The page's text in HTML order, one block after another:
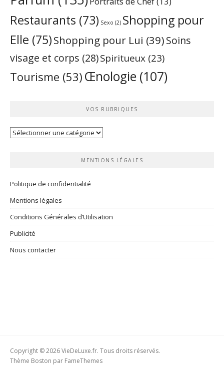
Restaurants (73) Sexo (2) Shopping pour
Elle (75)Shopping pour Lui (39)Soins
visage et corps (28)Spiritueux (23)
Tourisme (53) Œnologie (107)
VOS RUBRIQUES
Vos
MENTIONS LÉGALES
Politique de confidentialité
Mentions légales
Conditions Générales d’Utilisation
Publicité
Nous contacter
Copyright © 2026 VieDeLuxe.fr. Tous droits réservés.
Thème Boston par FameThemes